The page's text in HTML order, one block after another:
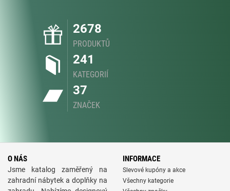
2678
PRODUKTŮ
241
KATEGORIÍ
37
ZNAČEK
O NÁS
Jsme katalog zaměřený na
zahradní nábytek a doplňky na
INFORMACE
Slevové kupóny a akce
Všechny kategorie